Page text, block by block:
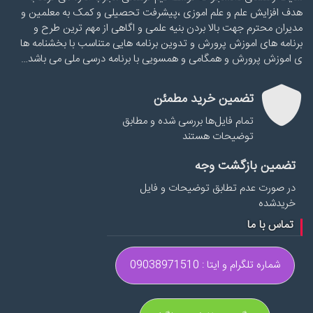
هدف افزایش علم و علم اموزی ،پیشرفت تحصیلی و کمک به معلمین و
مدیران محترم جهت بالا بردن بنیه علمی و اگاهی از مهم ترین طرح و
برنامه های اموزش پرورش و تدوین برنامه هایی متناسب با بخشنامه ها
ی اموزش پرورش و همگامی و همسویی با برنامه درسی ملی می باشد…
تضمین خرید مطمئن
تمام فایل‌ها بررسی شده و مطابق
توضیحات هستند
تضمین بازگشت وجه
در صورت عدم تطابق توضیحات و فایل
خریدشده
تماس با ما
شماره تلگرام و ایتا : 09038971510